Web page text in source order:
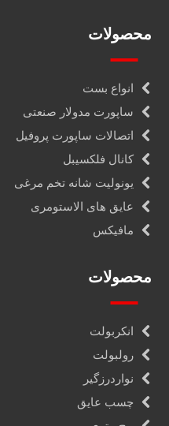
محصولات
انواع بست
ساپورت مدولار صنعتی
اتصالات ساپورت پروفیل
کانال فلکسیبل
یونولیت شانه تخم مرغی
عایق های الاستومری
مافیکس
محصولات
انکربولت
رولبولت
نواردرزگیر
چسب عایق